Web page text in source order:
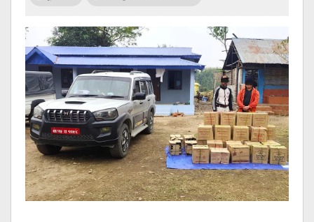
सूचना
प्रविधि
अन्तर्वार्ता
अन्तर्राष्ट्रिय
स्वास्थ्य
विज्ञापन
Tech